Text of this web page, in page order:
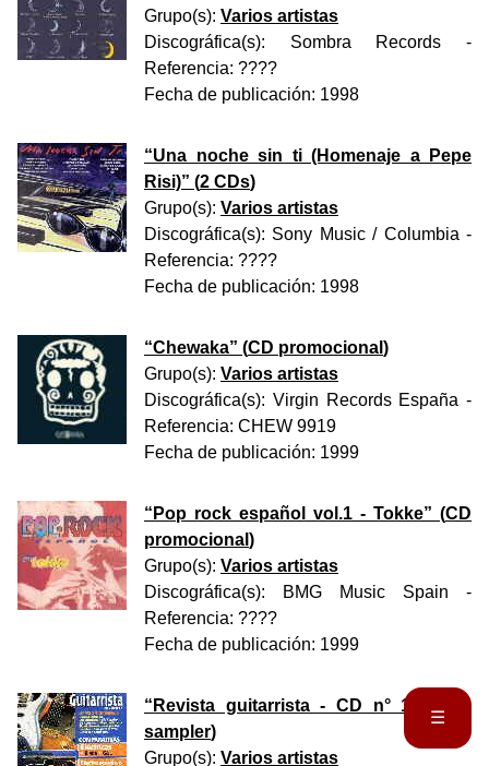
☰
Grupo(s): Varios artistas
Discográfica(s): Sombra Records -
Referencia: ????
Fecha de publicación: 1998
“Una noche sin ti (Homenaje a Pepe
Risi)” (2 CDs)
Grupo(s): Varios artistas
Discográfica(s): Sony Music / Columbia -
Referencia: ????
Fecha de publicación: 1998
“Chewaka” (CD promocional )
Grupo(s): Varios artistas
Discográfica(s): Virgin Records España -
Referencia: CHEW 9919
Fecha de publicación: 1999
“ Pop rock español vol.1 - Tokke” (CD
promocional )
Grupo(s): Varios artistas
Discográfica(s):
BMG Music Spain -
Referencia: ????
Fecha de publicación: 1999
“ Revista guitarrista - CD n° 10
CD
sampler)
Grupo(s): Varios artistas